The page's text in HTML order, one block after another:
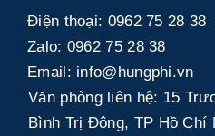
Điện thoại: 0962 75 28 38
Zalo: 0962 75 28 38
Email: info@hungphi.vn
Văn phòng liên hệ: 15
Bình Trị Đông, TP Hồ Chí